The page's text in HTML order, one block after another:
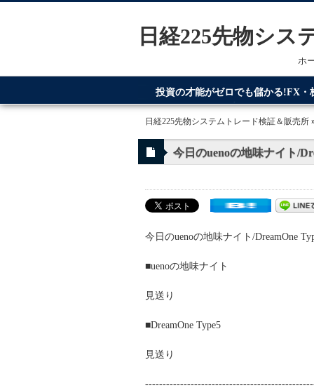
日経225先物シス
ホ
投資の才能がゼロでも儲かる!FX
てるのが日経225先物システムトレ
日経225先物システムトレード検証＆販売所
今日のuenoの地味ナイト/
今日のuenoの地味ナイト/DreamOne
■uenoの地味ナイト
見送り
■DreamOne Type5
見送り